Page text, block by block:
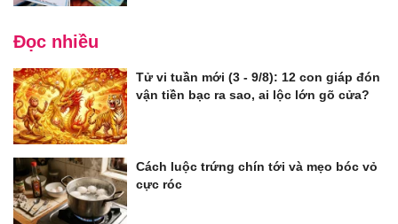
Đọc nhiều
Tử vi tuần mới (3 - 9/8): 12 con giáp đón
vận tiền bạc ra sao, ai lộc lớn gõ cửa?
Cách luộc trứng chín tới và mẹo bóc vỏ
cực róc